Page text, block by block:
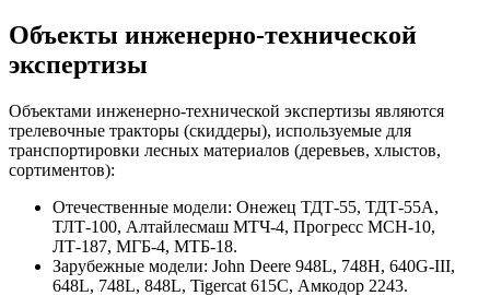
Объекты инженерно-технической
экспертизы
Объектами инженерно-технической экспертизы являются
трелевочные тракторы (скиддеры), используемые для
транспортировки лесных материалов (деревьев, хлыстов,
сортиментов):
Отечественные модели: Онежец ТДТ-55, ТДТ-55А,
ТЛТ-100, Алтайлесмаш МТЧ-4, Прогресс МСН-10,
ЛТ-187, МГБ-4, МТБ-18.
Зарубежные модели: John Deere 948L, 748Н, 640G-III,
648L, 748L, 848L, Tigercat 615C, Амкодор 2243.